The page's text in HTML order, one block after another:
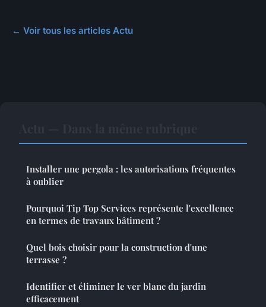
← Voir tous les articles Actu
Installer une pergola : les autorisations fréquentes
à oublier
Pourquoi Tip Top Services représente l'excellence
en termes de travaux bâtiment ?
Quel bois choisir pour la construction d'une
terrasse ?
Identifier et éliminer le ver blanc du jardin
efficacement